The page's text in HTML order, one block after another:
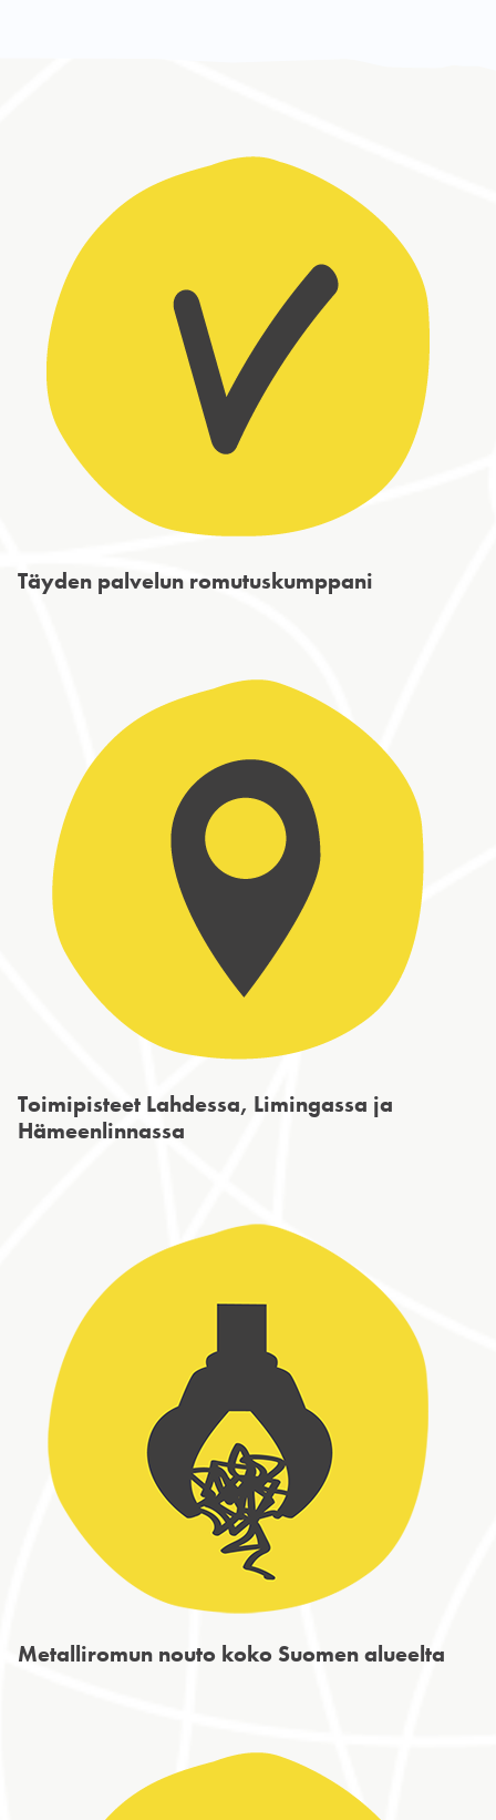
Täyden palvelun romutuskumppani
Toimipisteet Lahdessa, Limingassa ja
Hämeenlinnassa
Metalliromun nouto koko Suomen alueelta